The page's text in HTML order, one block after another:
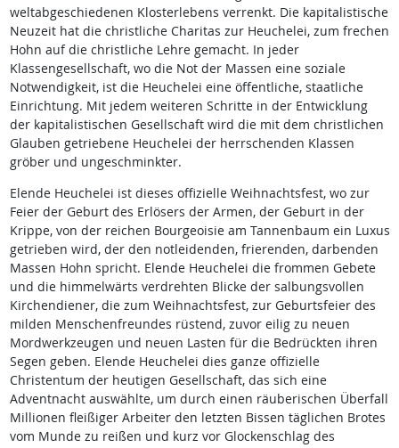
weltabgeschiedenen Klosterlebens verrenkt. Die kapitalistische
Neuzeit hat die christliche Charitas zur Heuchelei, zum frechen
Hohn auf die christliche Lehre gemacht. In jeder
Klassengesellschaft, wo die Not der Massen eine soziale
Notwendigkeit, ist die Heuchelei eine öffentliche, staatliche
Einrichtung. Mit jedem weiteren Schritte in der Entwicklung
der kapitalistischen Gesellschaft wird die mit dem christlichen
Glauben getriebene Heuchelei der herrschenden Klassen
gröber und ungeschminkter.
Elende Heuchelei ist dieses offizielle Weihnachtsfest, wo zur
Feier der Geburt des Erlösers der Armen, der Geburt in der
Krippe, von der reichen Bourgeoisie am Tannenbaum ein Luxus
getrieben wird, der den notleidenden, frierenden, darbenden
Massen Hohn spricht. Elende Heuchelei die frommen Gebete
und die himmelwärts verdrehten Blicke der salbungsvollen
Kirchendiener, die zum Weihnachtsfest, zur Geburtsfeier des
milden Menschenfreundes rüstend, zuvor eilig zu neuen
Mordwerkzeugen und neuen Lasten für die Bedrückten ihren
Segen geben. Elende Heuchelei dies ganze offizielle
Christentum der heutigen Gesellschaft, das sich eine
Adventnacht auswählte, um durch einen räuberischen Überfall
Millionen fleißiger Arbeiter den letzten Bissen täglichen Brotes
vom Munde zu reißen und kurz vor Glockenschlag des